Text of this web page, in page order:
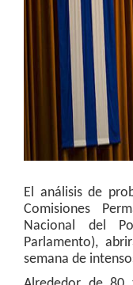
El análisis de
Comisiones
Nacional del
Parlamento),
semana de